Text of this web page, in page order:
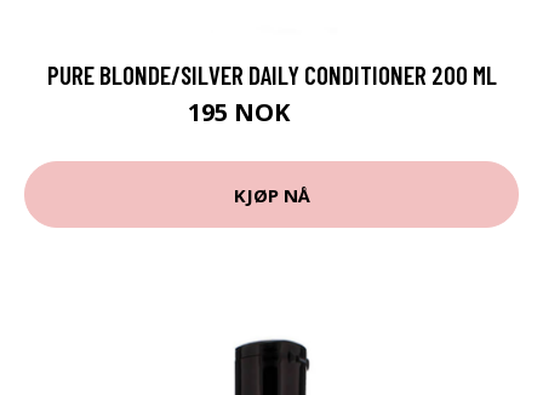
PURE BLONDE/SILVER DAILY CONDITIONER 200 ML
195 NOK
KJØP NÅ